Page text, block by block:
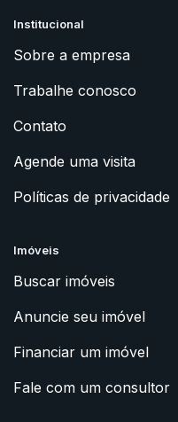
Institucional
Sobre a empresa
Trabalhe conosco
Contato
Agende uma visita
Políticas de privacidade
Imóveis
Buscar imóveis
Anuncie seu imóvel
Financiar um imóvel
Fale com um consultor